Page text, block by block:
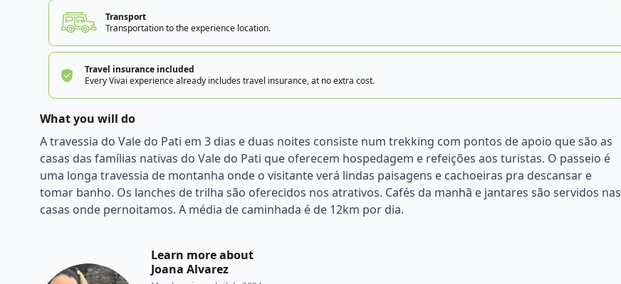
What you will do
A travessia do Vale do Pati em 3 dias e duas noites consiste num trekking com pontos de apoio que são as
casas das famílias nativas do Vale do Pati que oferecem hospedagem e refeições aos turistas. O passeio é
uma longa travessia de montanha onde o visitante verá lindas paisagens e cachoeiras pra descansar e
tomar banho. Os lanches de trilha são oferecidos nos atrativos. Cafés da manhã e jantares são servidos nas
casas onde pernoitamos. A média de caminhada é de 12km por dia.
Transport
Transportation to the experience location.
Travel insurance included
Every Vivai experience already includes travel insurance, at no extra cost.
Learn more about
Joana Alvarez